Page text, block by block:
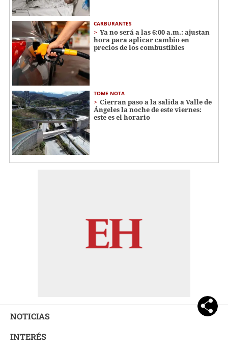
CARBURANTES
Ya no será a las 6:00 a.m.: ajustan
hora para aplicar cambio en
precios de los combustibles
TOME NOTA
Cierran paso a la salida a Valle de
Ángeles la noche de este viernes:
este es el horario
NOTICIAS
INTERÉS